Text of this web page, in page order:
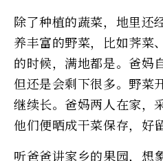
除了种植的蔬菜，地里还
养丰富的野菜，比如荠菜
的时候，满地都是。爸妈
但还是会剩下很多。野菜
继续长。爸妈两人在家，
他们便晒成干菜保存，好
听爸爸讲家乡的果园，想